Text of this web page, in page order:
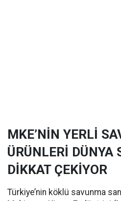
MKE’NİN YERLİ
ÜRÜNLERİ DÜNYA
DİKKAT ÇEKİYOR
Türkiye’nin köklü savunma